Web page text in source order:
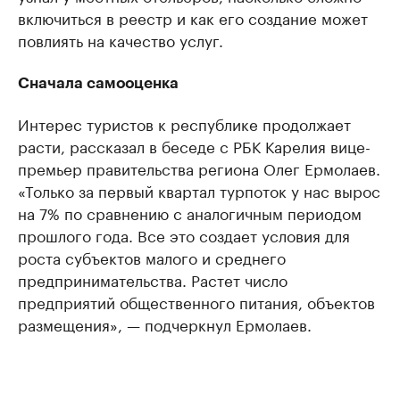
включиться в реестр и как его создание может
повлиять на качество услуг.
Сначала самооценка
Интерес туристов к республике продолжает
расти, рассказал в беседе с РБК Карелия вице-
премьер правительства региона Олег Ермолаев.
«Только за первый квартал турпоток у нас вырос
на 7% по сравнению с аналогичным периодом
прошлого года. Все это создает условия для
роста субъектов малого и среднего
предпринимательства. Растет число
предприятий общественного питания, объектов
размещения», — подчеркнул Ермолаев.